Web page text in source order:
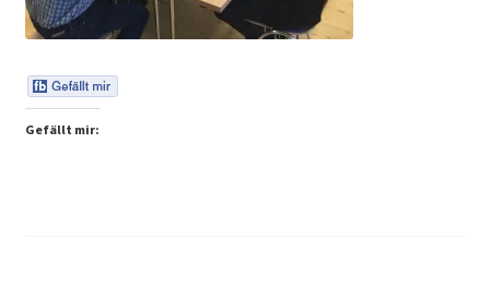
Peps Gedanken
Talks & Tratsch
Gefällt mir: